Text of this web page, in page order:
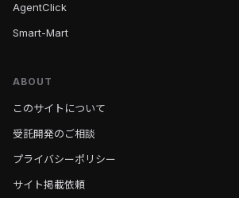
AgentClick
Smart-Mart
ABOUT
このサイトについて
受託開発のご相談
プライバシーポリシー
サイト掲載依頼